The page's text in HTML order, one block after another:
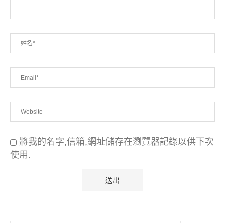
將我的名字,信箱,網址儲存在瀏覽器記錄以供下次
使用.